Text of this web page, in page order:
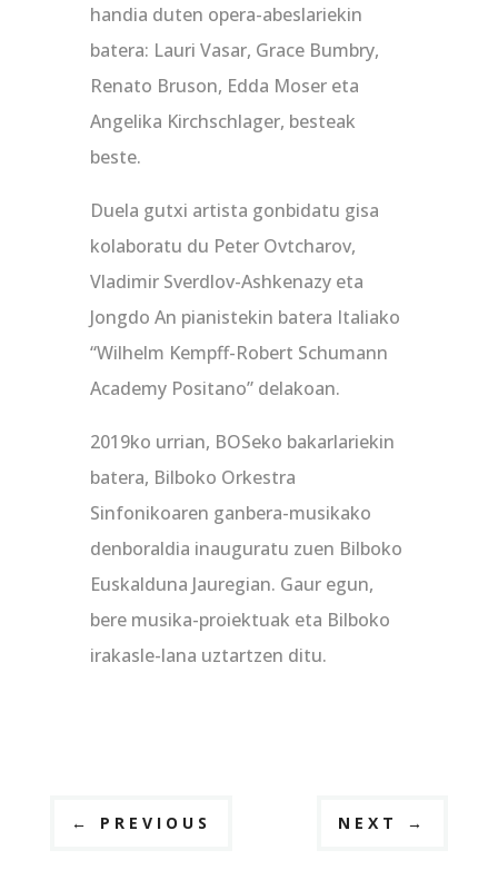
handia duten opera-abeslariekin
batera: Lauri Vasar, Grace Bumbry,
Renato Bruson, Edda Moser eta
Angelika Kirchschlager, besteak
beste.
Duela gutxi artista gonbidatu gisa
kolaboratu du Peter Ovtcharov,
Vladimir Sverdlov-Ashkenazy eta
Jongdo An pianistekin batera Italiako
“Wilhelm Kempff-Robert Schumann
Academy Positano” delakoan.
2019ko urrian, BOSeko bakarlariekin
batera, Bilboko Orkestra
Sinfonikoaren ganbera-musikako
denboraldia inauguratu zuen Bilboko
Euskalduna Jauregian. Gaur egun,
bere musika-proiektuak eta Bilboko
irakasle-lana uztartzen ditu.
← PREVIOUS NEXT →